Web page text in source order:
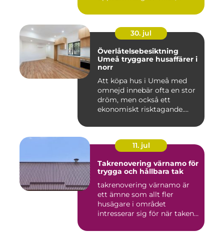
30. jul
Överlåtelsebesiktning
Umeå tryggare husaffärer i
norr
Att köpa hus i Umeå med
omnejd innebär ofta en stor
dröm, men också ett
ekonomiskt risktagande.
11. jul
Takrenovering värnamo för
trygga och hållbara tak
takrenovering värnamo är
ett ämne som allt fler
husägare i området
intresserar sig för när taken